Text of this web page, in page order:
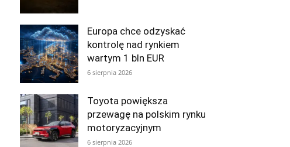
Europa chce odzyskać
kontrolę nad rynkiem
wartym 1 bln EUR
6 sierpnia 2026
Toyota powiększa
przewagę na polskim rynku
motoryzacyjnym
6 sierpnia 2026